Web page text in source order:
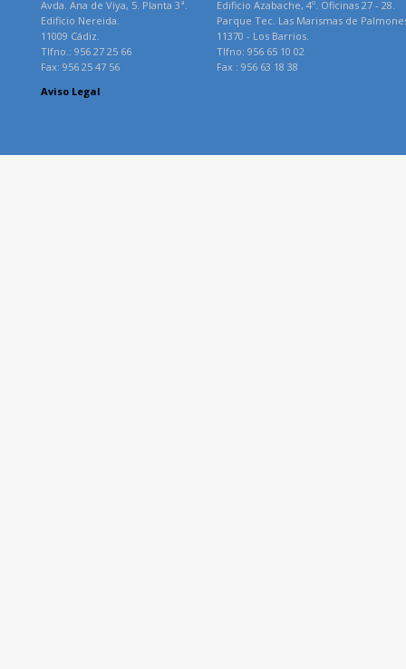
Avda. Ana de Viya, 5. Planta 3ª.
Edificio Nereida.
11009 Cádiz.
Tlfno.: 956 27 25 66
Fax: 956 25 47 56
Edificio Azabache, 4º. Oficinas 27 - 28.
Parque Tec. Las Marismas de
11370 - Los Barrios.
Tlfno: 956 65 10 02
Fax : 956 63 18 38
Aviso Legal